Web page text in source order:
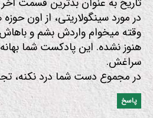
در مورد سینگولاریتی، از اون
وقته میخوام واردش بشم و
هنوز نشده. این پادکست شما
سراغش.
در مجموع دست شما درد نکنه،
پاسخ